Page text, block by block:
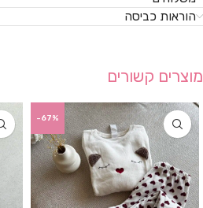
הוראות כביסה
מוצרים קשורים
-67%